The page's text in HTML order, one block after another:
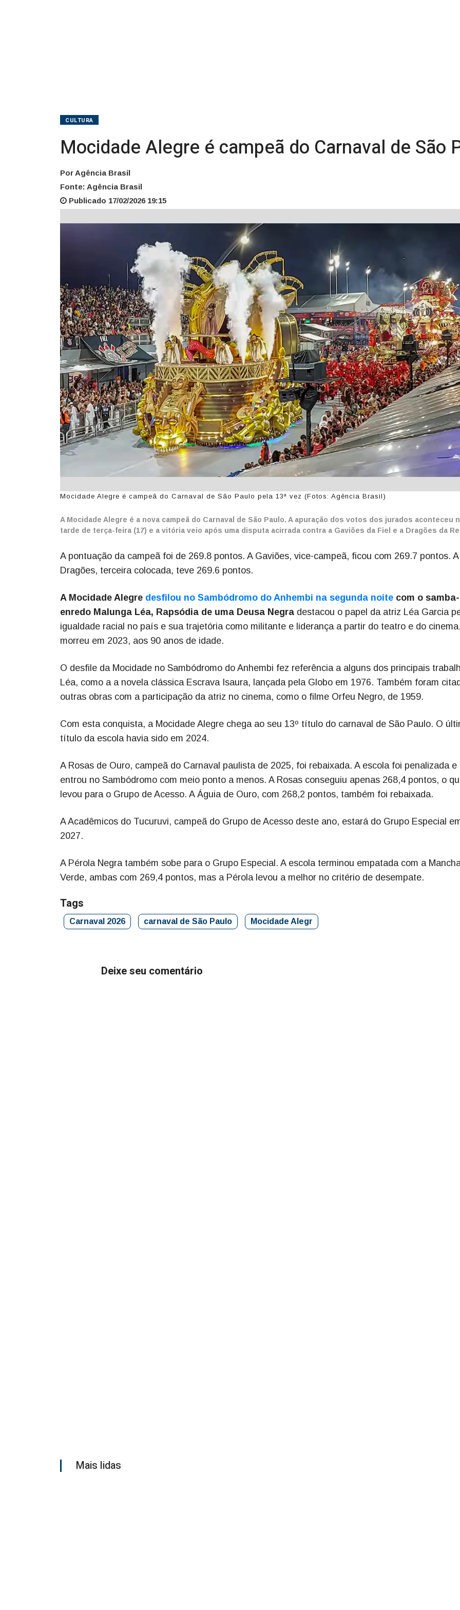
CULTURA
Mocidade Alegre é campeã do Carnaval de São
Por Agência Brasil
Fonte: Agência Brasil
Publicado 17/02/2026 19:15
Mocidade Alegre é campeã do Carnaval de São Paulo pela 13ª vez (Fotos: Agência Brasil)
A Mocidade Alegre é a nova campeã do Carnaval de São Paulo. A apuração dos votos dos jurados aconteceu
tarde de terça-feira (17) e a vitória veio após uma disputa acirrada contra a Gaviões da Fiel e a Dragões da
A pontuação da campeã foi de 269.8 pontos. A Gaviões, vice-campeã, ficou com 269.7 pontos. A
Dragões, terceira colocada, teve 269.6 pontos.
A Mocidade Alegre desfilou no Sambódromo do Anhembi na segunda noite com o samba-
enredo Malunga Léa, Rapsódia de uma Deusa Negra destacou o papel da atriz Léa Garcia
igualdade racial no país e sua trajetória como militante e liderança a partir do teatro e do
morreu em 2023, aos 90 anos de idade.
O desfile da Mocidade no Sambódromo do Anhembi fez referência a alguns dos principais
Léa, como a a novela clássica Escrava Isaura, lançada pela Globo em 1976. Também foram
outras obras com a participação da atriz no cinema, como o filme Orfeu Negro, de 1959.
Com esta conquista, a Mocidade Alegre chega ao seu 13º título do carnaval de São Paulo. O
título da escola havia sido em 2024.
A Rosas de Ouro, campeã do Carnaval paulista de 2025, foi rebaixada. A escola foi penalizada e
entrou no Sambódromo com meio ponto a menos. A Rosas conseguiu apenas 268,4 pontos, o
levou para o Grupo de Acesso. A Águia de Ouro, com 268,2 pontos, também foi rebaixada.
A Acadêmicos do Tucuruvi, campeã do Grupo de Acesso deste ano, estará do Grupo Especial
2027.
A Pérola Negra também sobe para o Grupo Especial. A escola terminou empatada com a
Verde, ambas com 269,4 pontos, mas a Pérola levou a melhor no critério de desempate.
Tags
Carnaval 2026 carnaval de São Paulo Mocidade Alegr
Deixe seu comentário
Mais lidas